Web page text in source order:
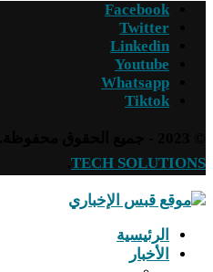
Facebook
Twitter
Linkedin
Youtube
Whatsapp
Tiktok
TECH SOLUTIONS
الرئيسية
الأخبار